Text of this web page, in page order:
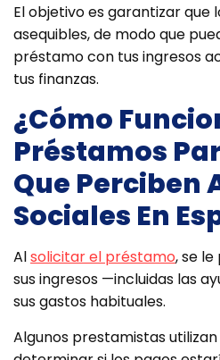
El objetivo es garantizar que
asequibles, de modo que
préstamo con tus ingresos
tus finanzas.
¿Cómo
Préstamos
Que Perciben
Sociales En
Alsolicitar el préstamo, se
sus ingresos —incluidas las
sus gastos habituales.
Algunos prestamistas